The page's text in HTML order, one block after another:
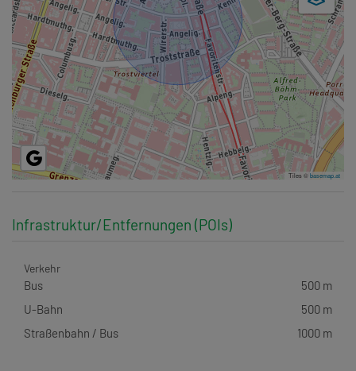
Tiles ©basemap.at
Infrastruktur/Entfernungen (POIs)
Verkehr
Bus
500 m
U-Bahn
500 m
Straßenbahn / Bus
1000 m